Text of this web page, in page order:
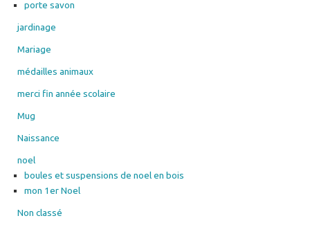
porte savon
jardinage
Mariage
médailles animaux
merci fin année scolaire
Mug
Naissance
noel
boules et suspensions de noel en bois
mon 1er Noel
Non classé